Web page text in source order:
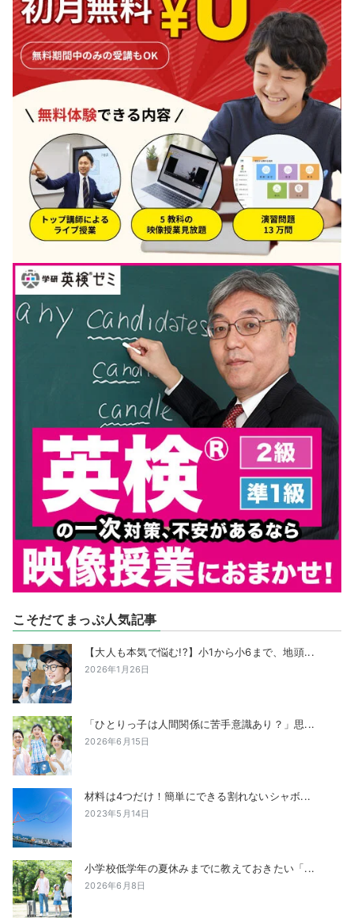
こそだてまっぷ人気記事
【大人も本気で悩む!?】小1から小6まで、地頭...
2026年1月26日
「ひとりっ子は人間関係に苦手意識あり？」思...
2026年6月15日
材料は4つだけ！簡単にできる割れないシャボ...
2023年5月14日
小学校低学年の夏休みまでに教えておきたい「...
2026年6月8日